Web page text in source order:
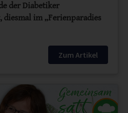
der Diabetiker
diesmal im „Ferienparadies
Zum Artikel